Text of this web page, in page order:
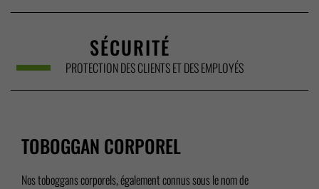
SÉCURITÉ
PROTECTION DES CLIENTS ET DES EMPLOYÉS
TOBOGGAN CORPOREL
Nos toboggans corporels, également connus sous le nom de